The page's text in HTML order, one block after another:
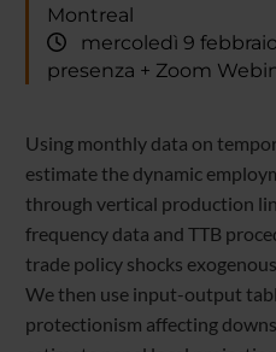
Montreal
mercoledì 9 febbraio
presenza + Zoom
Using monthly data on
estimate the dynamic
through vertical production
frequency data and TTB
trade policy shocks
We then use input-output
protectionism affecting